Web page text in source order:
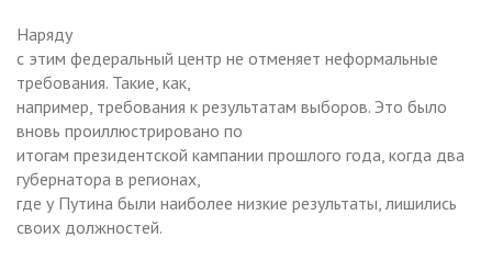
Наряду
с этим федеральный центр не отменяет неформальные
требования. Такие, как,
например, требования к результатам выборов. Это было
вновь проиллюстрировано по
итогам президентской кампании прошлого года, когда два
губернатора в регионах,
где у Путина были наиболее низкие результаты, лишились
своих должностей.